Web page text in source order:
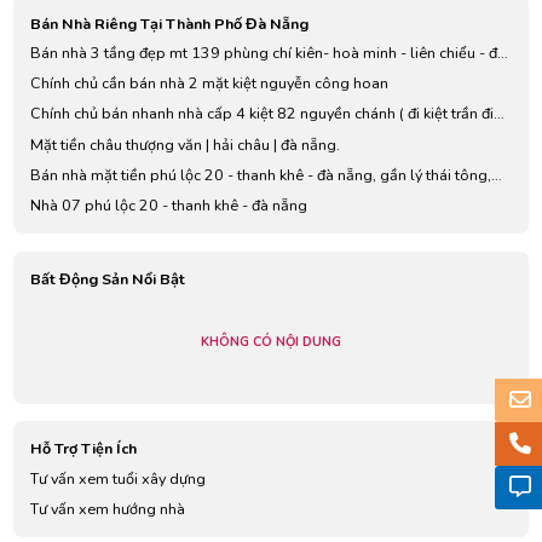
Bán Nhà Riêng Tại Thành Phố Đà Nẵng
Bán nhà 3 tầng đẹp mt 139 phùng chí kiên- hoà minh - liên chiểu - đà
nẵng
Chính chủ cần bán nhà 2 mặt kiệt nguyễn công hoan
Chính chủ bán nhanh nhà cấp 4 kiệt 82 nguyền chánh ( đi kiệt trần đinh
tri gần hơn)
Mặt tiền châu thượng văn | hải châu | đà nẵng.
Bán nhà mặt tiền phú lộc 20 - thanh khê - đà nẵng, gần lý thái tông,
gần biển nguyễn tất thành
Nhà 07 phú lộc 20 - thanh khê - đà nẵng
Bất Động Sản Nổi Bật
KHÔNG CÓ NỘI DUNG
Hỗ Trợ Tiện Ích
Tư vấn xem tuổi xây dựng
Tư vấn xem hướng nhà